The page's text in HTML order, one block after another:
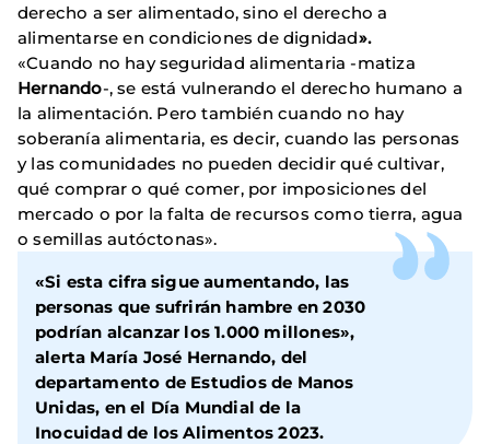
derecho a ser alimentado, sino el derecho a
alimentarse en condiciones de dignidad».
«Cuando no hay seguridad alimentaria -matiza
Hernando-, se está vulnerando el derecho humano a
la alimentación. Pero también cuando no hay
soberanía alimentaria, es decir, cuando las personas
y las comunidades no pueden decidir qué cultivar,
qué comprar o qué comer, por imposiciones del
mercado o por la falta de recursos como tierra, agua
o semillas autóctonas».
«Si esta cifra sigue aumentando, las
personas que sufrirán hambre en 2030
podrían alcanzar los 1.000 millones»,
alerta María José Hernando, del
departamento de Estudios de Manos
Unidas, en el Día Mundial de la
Inocuidad de los Alimentos 2023.